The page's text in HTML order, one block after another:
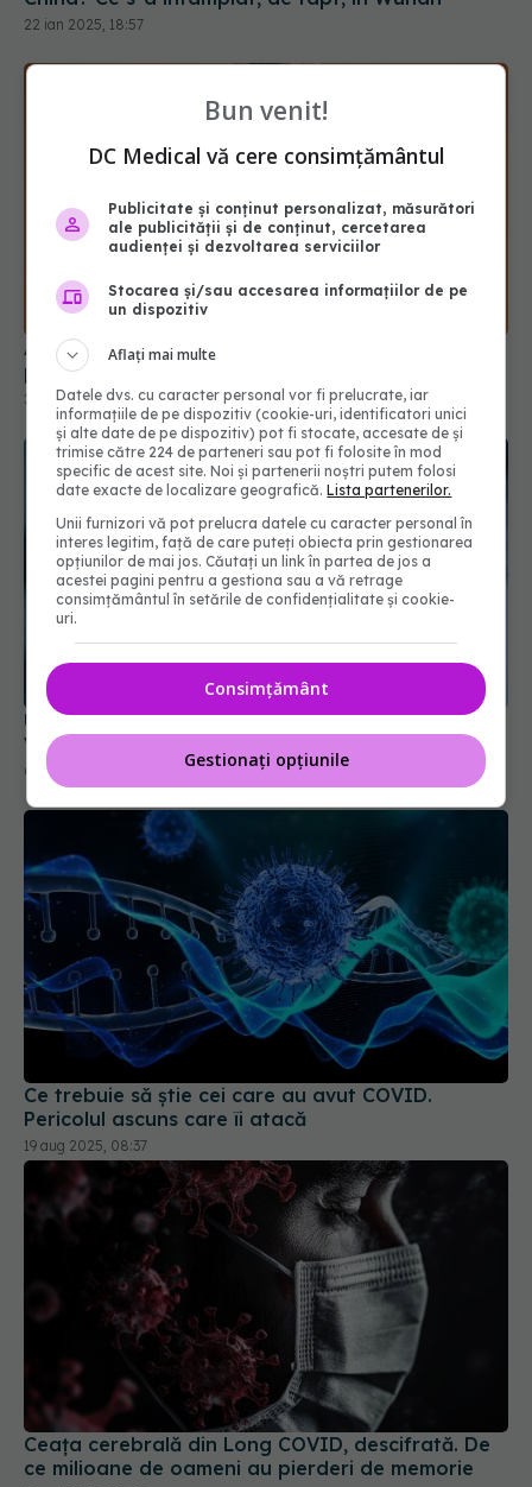
persista problema
UE a autorizat vaccinul actualizat pentru COVID.
Vizează tulpina JN.1
09 oct 2024, 18:07
Ce trebuie să știe cei care au avut COVID.
Pericolul ascuns care îi atacă
19 aug 2025, 08:37
Ceața cerebrală din Long COVID, descifrată. De
ce milioane de oameni au pierderi de memorie
13 oct 2025, 08:27
Bun venit!
DC Medical vă cere consimțământul
Publicitate și conținut personalizat, măsurători
ale publicității și de conținut, cercetarea
audienței și dezvoltarea serviciilor
Stocarea și/sau accesarea informațiilor de pe
un dispozitiv
Aflați mai multe
Datele dvs. cu caracter personal vor fi prelucrate, iar
informațiile de pe dispozitiv (cookie-uri, identificatori unici
și alte date de pe dispozitiv) pot fi stocate, accesate de și
trimise către 224 de parteneri sau pot fi folosite în mod
specific de acest site. Noi și partenerii noștri putem folosi
date exacte de localizare geografică.Lista partenerilor.
Unii furnizori vă pot prelucra datele cu caracter personal în
interes legitim, față de care puteți obiecta prin gestionarea
opțiunilor de mai jos. Căutați un link în partea de jos a
acestei pagini pentru a gestiona sau a vă retrage
consimțământul în setările de confidențialitate și cookie-
uri.
Consimțământ
Gestionați opțiunile